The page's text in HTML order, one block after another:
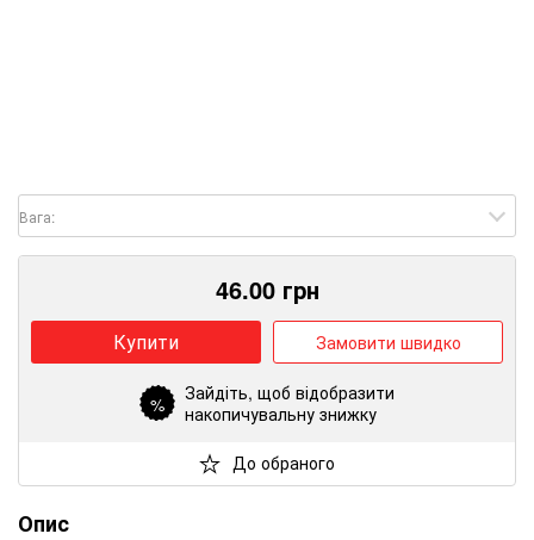
Вага:
46.00грн
Купити Замовити швидко
% Зайдіть, щоб відобразити
накопичувальну знижку
До обраного
Опис